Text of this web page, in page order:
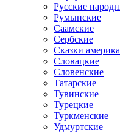
Русские
Румынские
Саамские
Сербские
Сказки
Словацкие
Словенские
Татарские
Тувинские
Турецкие
Туркменские
Удмуртские